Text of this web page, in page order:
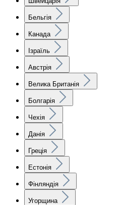
Бельгія
Канада
Ізраїль
Австрія
Велика Британія
Болгарія
Чехія
Данія
Греція
Естонія
Фінляндія
Угорщина